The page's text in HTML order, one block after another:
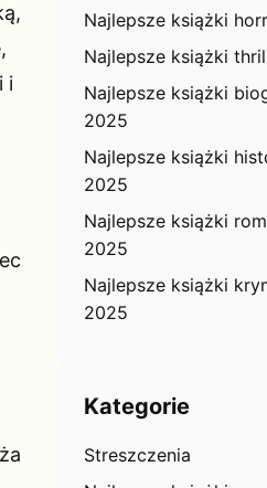
i
Najlepsze książki
Najlepsze książki
Najlepsze książki
2025
Najlepsze książki
2025
Najlepsze książki
2025
Najlepsze książki
2025
Kategorie
Streszczenia